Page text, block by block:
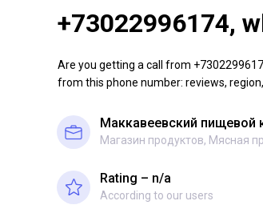
+73022996174,
Are you getting a call from
from this phone number: reviews,
Маккавеевский пищевой
Магазин продуктов, Мясная
Rating – n/a
According to our users